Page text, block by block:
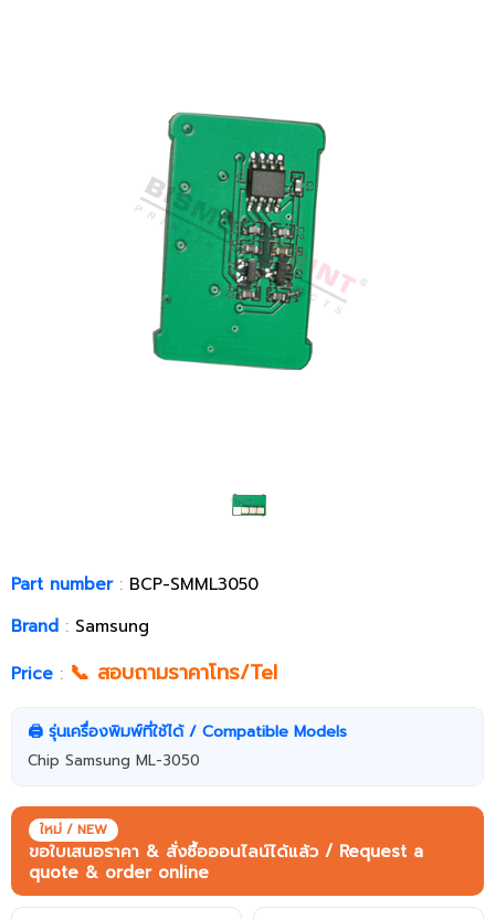
Part number: BCP-SMML3050
Brand : Samsung
Price : 📞 สอบถามราคาโทร/Tel
🖨️ รุ่นเครื่องพิมพ์ที่ใช้ได้ / Compatible Models
Chip Samsung ML-3050
ใหม่ / NEW
ขอใบเสนอราคา & สั่งซื้อออนไลน์ได้แล้ว / Request a
quote & order online